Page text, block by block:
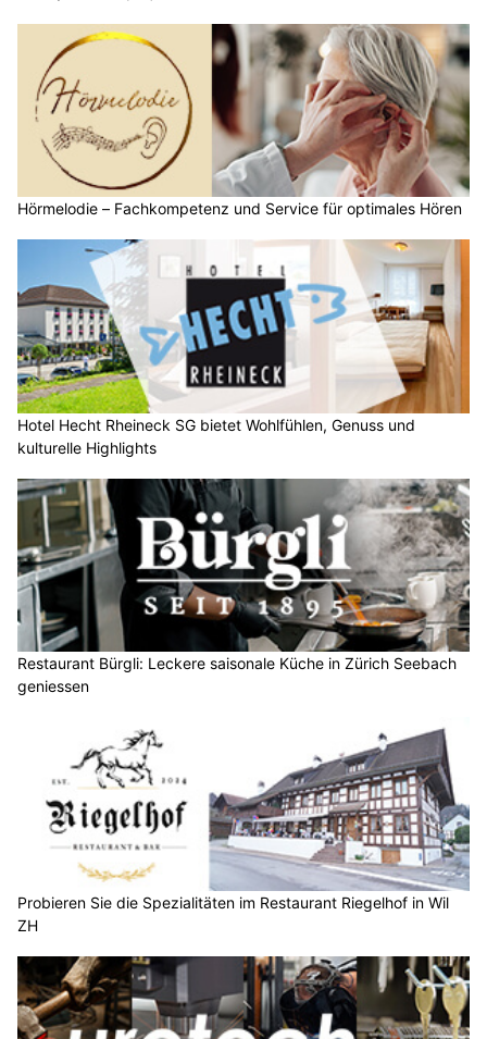
Hörmelodie – Fachkompetenz und Service für optimales Hören
Hotel Hecht Rheineck SG bietet Wohlfühlen, Genuss und
kulturelle Highlights
Restaurant Bürgli: Leckere saisonale Küche in Zürich Seebach
geniessen
Probieren Sie die Spezialitäten im Restaurant Riegelhof in Wil
ZH